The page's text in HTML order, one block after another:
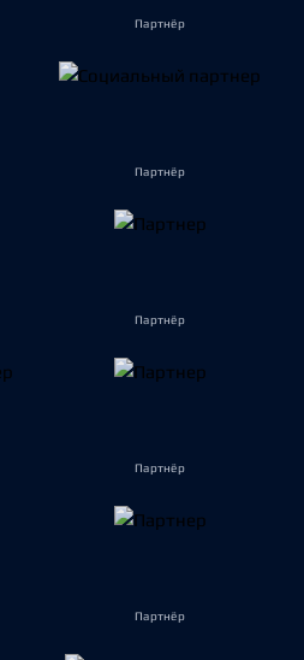
Партнёр
Партнёр
Партнёр
Партнёр
Партнёр